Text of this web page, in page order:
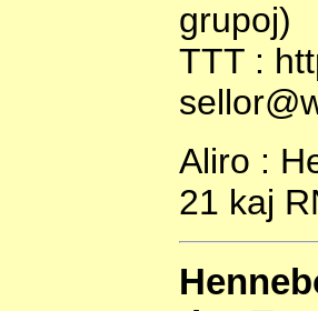
grupoj)
TTT :
Aliro :
21 kaj